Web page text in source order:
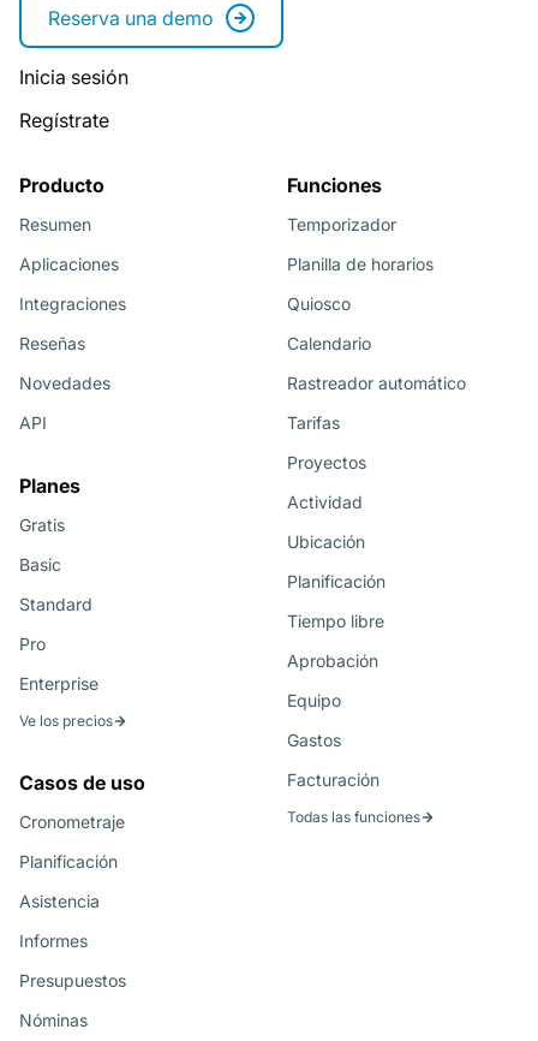
Reserva una demo
Inicia sesión
Regístrate
Producto
Resumen
Aplicaciones
Integraciones
Reseñas
Novedades
API
Planes
Gratis
Basic
Standard
Pro
Enterprise
Ve los precios
Casos de uso
Cronometraje
Planificación
Asistencia
Informes
Presupuestos
Nóminas
Funciones
Temporizador
Planilla de horarios
Quiosco
Calendario
Rastreador automático
Tarifas
Proyectos
Actividad
Ubicación
Planificación
Tiempo libre
Aprobación
Equipo
Gastos
Facturación
Todas las funciones